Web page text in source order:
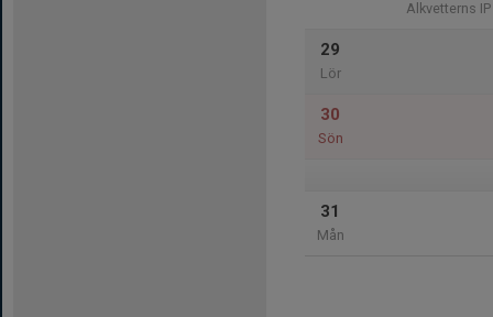
Alkvetterns IP
29
Lör
30
Sön
31
Mån